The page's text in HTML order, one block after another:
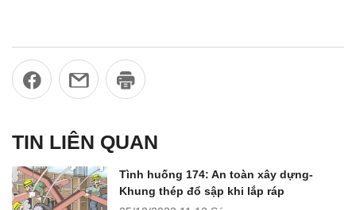
TIN LIÊN QUAN
Tình huống 174: An toàn xây dựng-
Khung thép đổ sập khi lắp ráp